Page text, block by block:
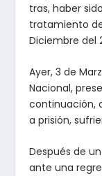
tras, haber
tratamiento
Diciembre del
Ayer, 3 de
Nacional,
continuación,
a prisión,
Después de
ante una